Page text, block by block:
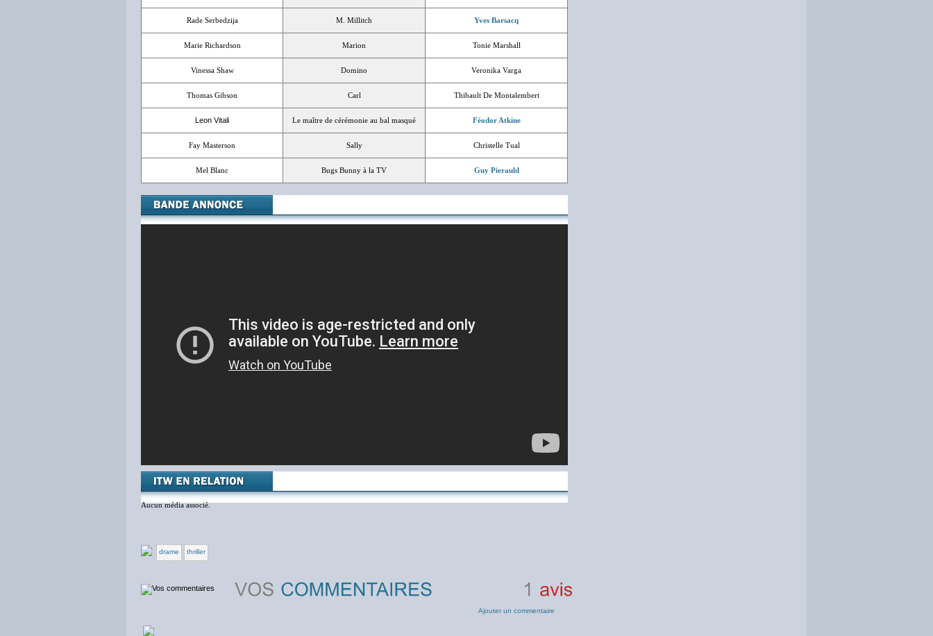
Rade Serbedzija M. Millitch Yves Barsacq
Marie Richardson Marion Tonie Marshall
Vinessa Shaw Domino Veronika Varga
Thomas Gibson Carl Thibault De Montalembert
Leon Vitali Le maître de cérémonie au bal masqué Féodor Atkine
Fay Masterson Sally Christelle Tual
Mel Blanc Bugs Bunny à la TV Guy Pierauld
Aucun média associé.
drame thriller
Ajouter un commentaire